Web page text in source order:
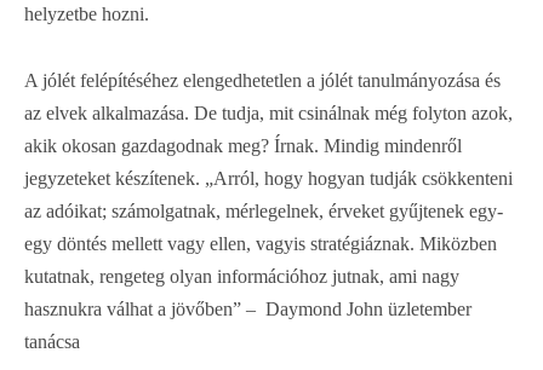
helyzetbe hozni.
A jólét felépítéséhez elengedhetetlen a jólét tanulmányozása és
az elvek alkalmazása. De tudja, mit csinálnak még folyton azok,
akik okosan gazdagodnak meg? Írnak. Mindig mindenről
jegyzeteket készítenek. „Arról, hogy hogyan tudják csökkenteni
az adóikat; számolgatnak, mérlegelnek, érveket gyűjtenek egy-
egy döntés mellett vagy ellen, vagyis stratégiáznak. Miközben
kutatnak, rengeteg olyan információhoz jutnak, ami nagy
hasznukra válhat a jövőben” – Daymond John üzletember
tanácsa